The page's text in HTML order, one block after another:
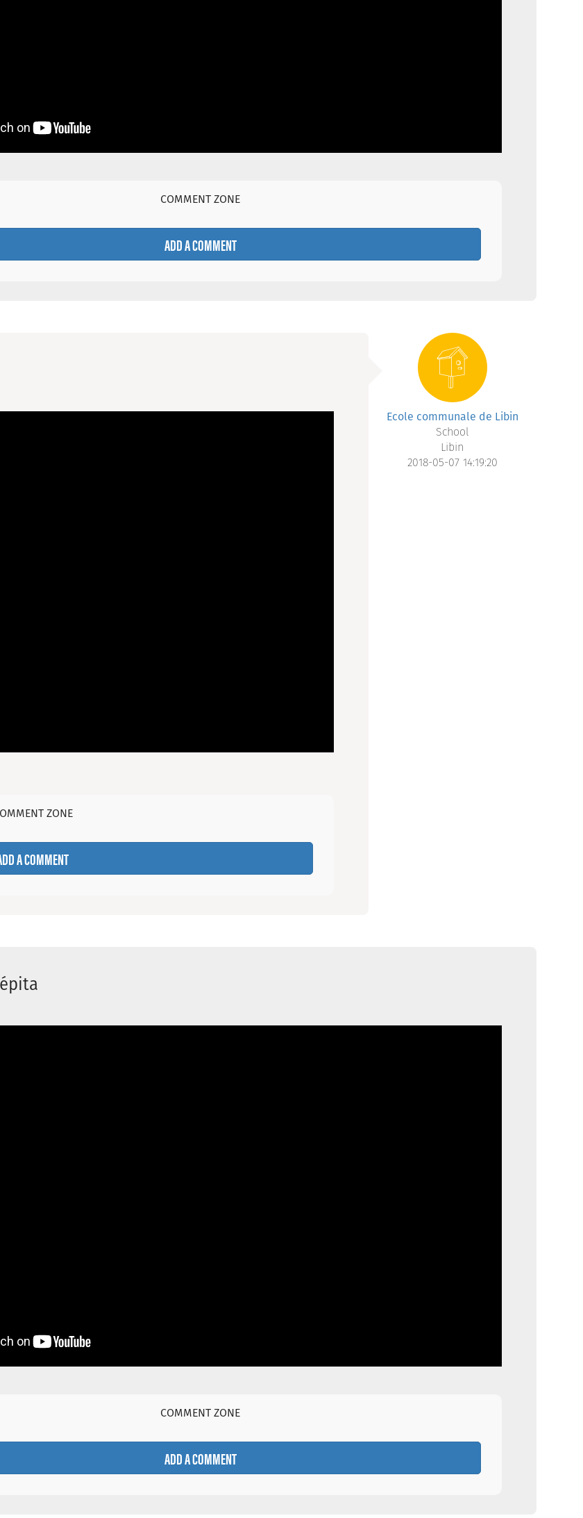
COMMENT ZONE
ADD A COMMENT
Ecole communale de Libin
School
Libin
2018-05-07 14:19:20
ZONE
A COMMENT
COMMENT ZONE
ADD A COMMENT